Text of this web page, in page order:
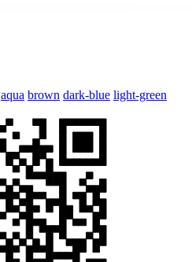
aqua brown dark-blue light-green